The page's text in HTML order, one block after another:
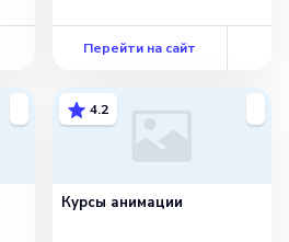
Перейти на сайт
4.2
Курсы анимации